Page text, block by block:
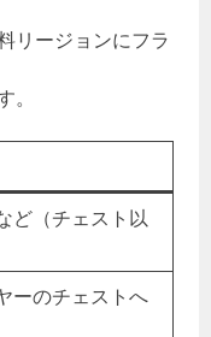
リージョンにフラ
。
ど（チェスト以
ーのチェストへ